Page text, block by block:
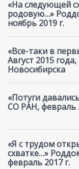
«На следующей
родовую…»
ноябрь 2019 г.
«Все-таки в
Август 2015
Новосибирска
«Потуги
СО РАН, февраль
«Я с трудом
схватке…»
февраль 2017 г.